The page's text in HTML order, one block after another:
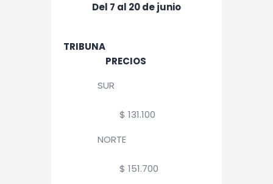
Del 7 al 20 de junio
TRIBUNA
PRECIOS
SUR
$ 131.100
NORTE
$ 151.700